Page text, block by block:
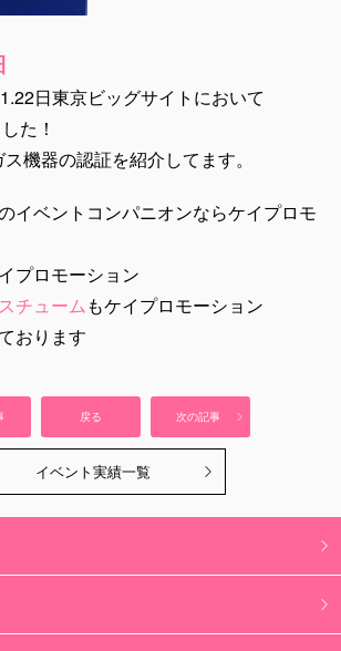
日東京ビッグサイトにおいて
た！
機器の認証を紹介してます。
イベントコンパニオンならケイプロモ
プロモーション
チュームもケイプロモーション
おります
戻る 次の記事
イベント実績一覧